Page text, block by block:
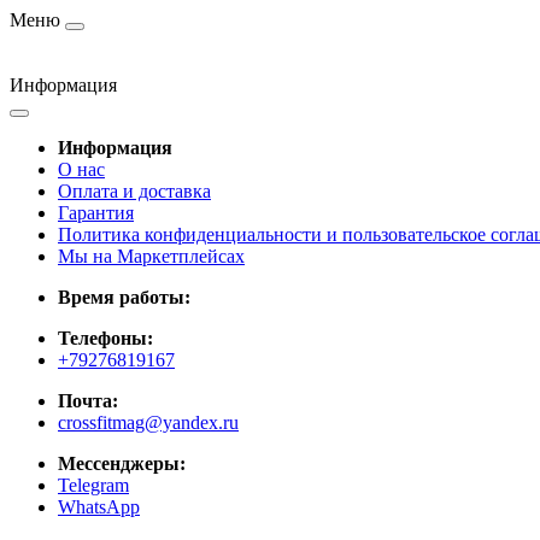
Меню
Информация
Информация
О нас
Оплата и доставка
Гарантия
Политика конфиденциальности и пользовательское
Мы на Маркетплейсах
Время работы:
Телефоны:
+79276819167
Почта:
crossfitmag@yandex.ru
Мессенджеры:
Telegram
WhatsApp